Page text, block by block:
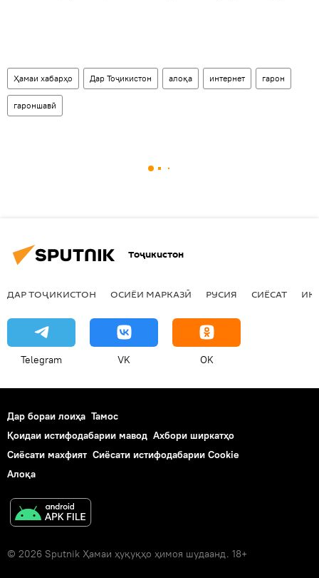
Ҳамаи хабарҳо Дар Тоҷикистон алоқа интернет гарон
гароншавӣ
Тоҷикистон
ДАР ТОҶИКИСТОН ОСИЁИ МАРКАЗӢ РУСИЯ СИЁСАТ
Telegram VK OK
Дар бораи лоиҳа Тамос
Қоидаи истифодабарии мавод Ахбори ширкатҳо
Сиёсати махфият Сиёсати истифодабарии Cookie
Алоқа
© 2026 Sputnik Ҳамаи ҳуқуқҳо ҳимоя шудаанд. 18+